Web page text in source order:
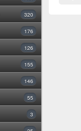
320
176
126
155
146
55
3